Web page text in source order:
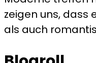
zeigen uns, dass
als auch